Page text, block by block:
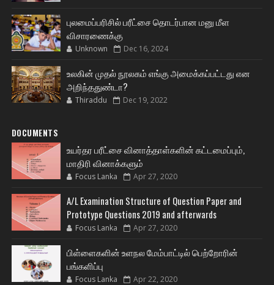
புலமைப்பரிசில் பரீட்சை தொடர்பான மனு மீள
விசாரணைக்கு
Unknown Dec 16, 2024
உலகின் முதல் நூலகம் எங்கு அமைக்கப்பட்டது என
அறிந்ததுண்டா?
Thiraddu Dec 19, 2022
DOCUMENTS
உயர்தர பரீட்சை வினாத்தாள்களின் கட்டமைப்பும்,
மாதிரி வினாக்களும்
Focus Lanka Apr 27, 2020
A/L Examination Structure of Question Paper and
Prototype Questions 2019 and afterwards
Focus Lanka Apr 27, 2020
பிள்ளைகளின் உளநல மேம்பாட்டில் பெற்றோரின்
பங்களிப்பு
Focus Lanka Apr 22, 2020